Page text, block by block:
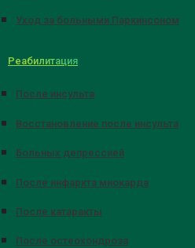
Уход за больными Паркинсоном
Реабилитация
После инсульта
Восстановление после инсульта
Больных депрессией
После инфаркта миокарда
После катаракты
После остеохондроза